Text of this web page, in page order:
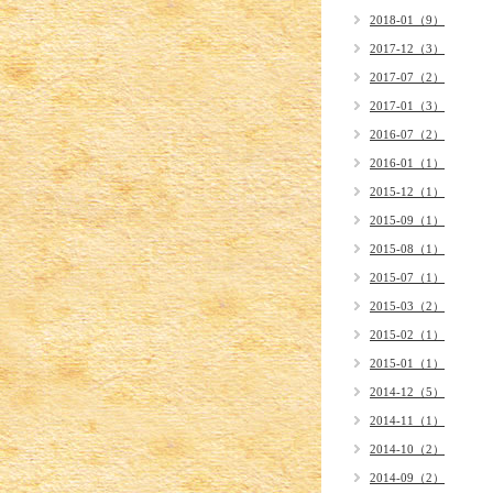
2018-01（9）
2017-12（3）
2017-07（2）
2017-01（3）
2016-07（2）
2016-01（1）
2015-12（1）
2015-09（1）
2015-08（1）
2015-07（1）
2015-03（2）
2015-02（1）
2015-01（1）
2014-12（5）
2014-11（1）
2014-10（2）
2014-09（2）